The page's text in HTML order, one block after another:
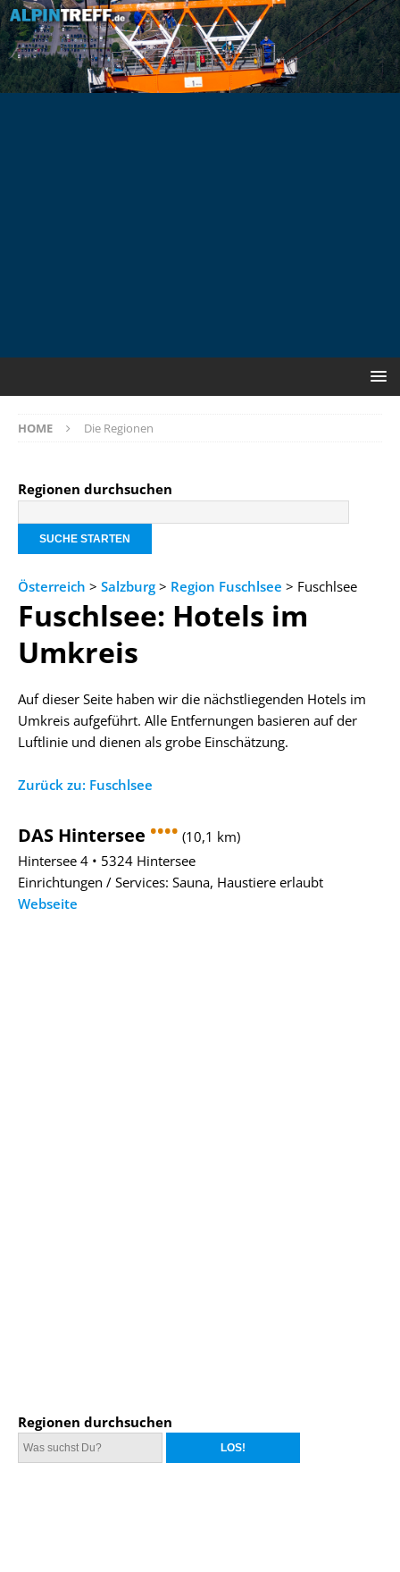
HOME Die Regionen
Regionen durchsuchen
Österreich > Salzburg > Region Fuschlsee > Fuschlsee
Fuschlsee: Hotels im
Umkreis
Auf dieser Seite haben wir die nächstliegenden Hotels im
Umkreis aufgeführt. Alle Entfernungen basieren auf der
Luftlinie und dienen als grobe Einschätzung.
Zurück zu: Fuschlsee
DAS Hintersee •••• (10,1 km)
Hintersee 4 • 5324 Hintersee
Einrichtungen / Services: Sauna, Haustiere erlaubt
Webseite
Regionen durchsuchen